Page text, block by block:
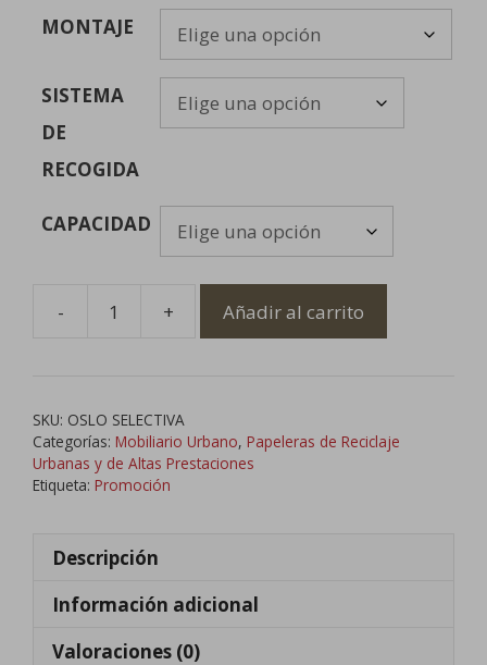
MONTAJE
SISTEMA
DE
RECOGIDA
CAPACIDAD
-
Papelera
Recogida
cantidad
+ Añadir al carrito
SKU: OSLO SELECTIVA
Categorías: Mobiliario Urbano, Papeleras de Reciclaje
Urbanas y de Altas Prestaciones
Etiqueta: Promoción
Descripción
Información adicional
Valoraciones (0)